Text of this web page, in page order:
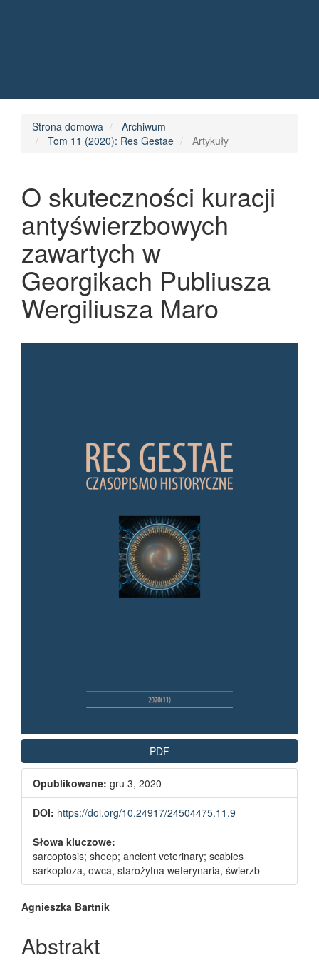
Main Content
Strona domowa
Archiwum
Tom 11 (2020): Res Gestae
Artykuły
O skuteczności kuracji
antyświerzbowych
zawartych w
Georgikach Publiusza
Wergiliusza Maro
PDF
Opublikowane: gru 3, 2020
DOI: https://doi.org/10.24917/24504475.11.9
Słowa kluczowe:
sarcoptosis; sheep; ancient veterinary; scabies
sarkoptoza, owca, starożytna weterynaria, świerzb
Main Article Content
Agnieszka Bartnik
Abstrakt